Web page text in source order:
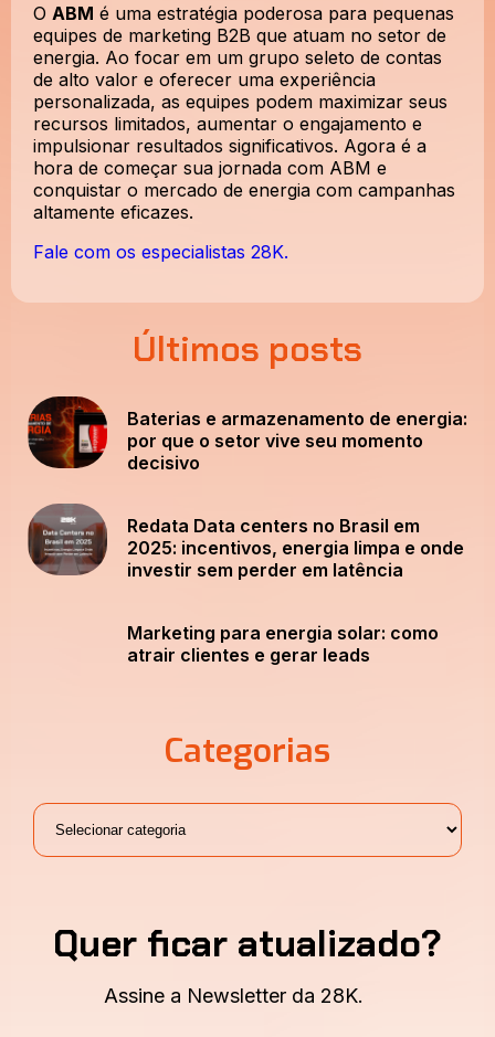
O ABM é uma estratégia poderosa para pequenas
equipes de marketing B2B que atuam no setor de
energia. Ao focar em um grupo seleto de contas
de alto valor e oferecer uma experiência
personalizada, as equipes podem maximizar seus
recursos limitados, aumentar o engajamento e
impulsionar resultados significativos. Agora é a
hora de começar sua jornada com ABM e
conquistar o mercado de energia com campanhas
altamente eficazes.
Fale com os especialistas 28K.
Últimos posts
Baterias e armazenamento de energia:
por que o setor vive seu momento
decisivo
Redata Data centers no Brasil em
2025: incentivos, energia limpa e onde
investir sem perder em latência
Marketing para energia solar: como
atrair clientes e gerar leads
Categorias
Quer ficar atualizado?
Assine a Newsletter da 28K.